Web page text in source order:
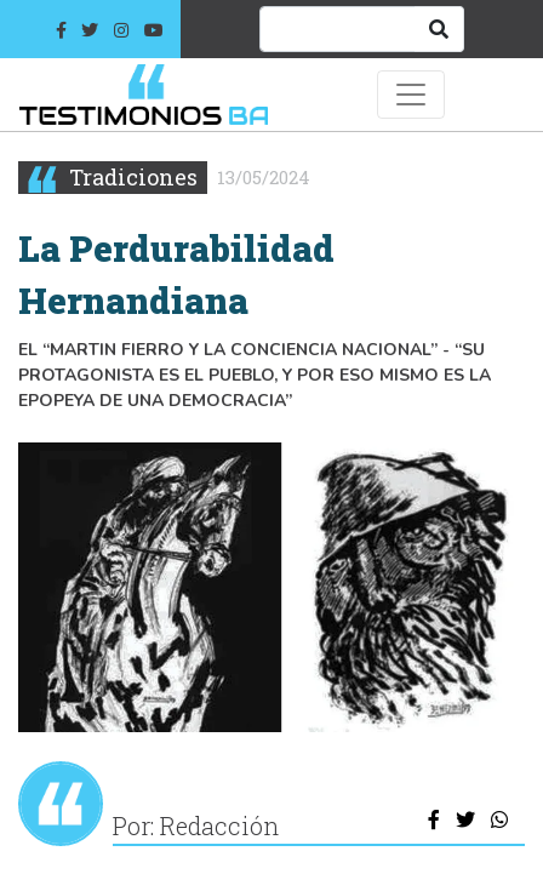
Tradiciones 13/05/2024
La Perdurabilidad
Hernandiana
EL “MARTIN FIERRO Y LA CONCIENCIA NACIONAL” - “SU
PROTAGONISTA ES EL PUEBLO, Y POR ESO MISMO ES LA
EPOPEYA DE UNA DEMOCRACIA”
Por: Redacción